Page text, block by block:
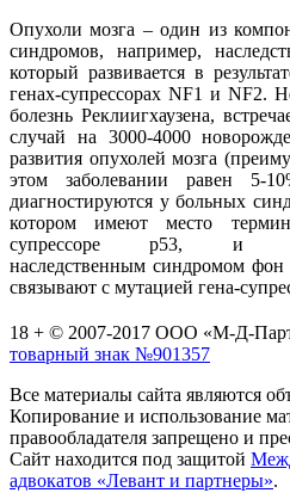
Опухоли мозга – один из
синдромов, например,
который развивается в
генах-супрессорах NF1 и NF2.
болезнь Реклиигхаузена,
случай на 3000-4000
развития опухолей мозга
этом заболевании равен 5-
диагностируются у больных
котором имеют место
супрессоре р53, и
наследственным синдромом
связывают с мутацией гена-
18 + © 2007-2017 ООО «М-Д-
товарный знак №901357
Все материалы сайта являются
Копирование и использование
правообладателя запрещено и
Сайт находится под защитой
адвокатов «Левант и партнеры».